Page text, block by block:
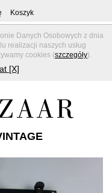
Danych Osobowych z dnia
realizacji naszych usług
cookies (szczegóły).
[X]
Koszyk